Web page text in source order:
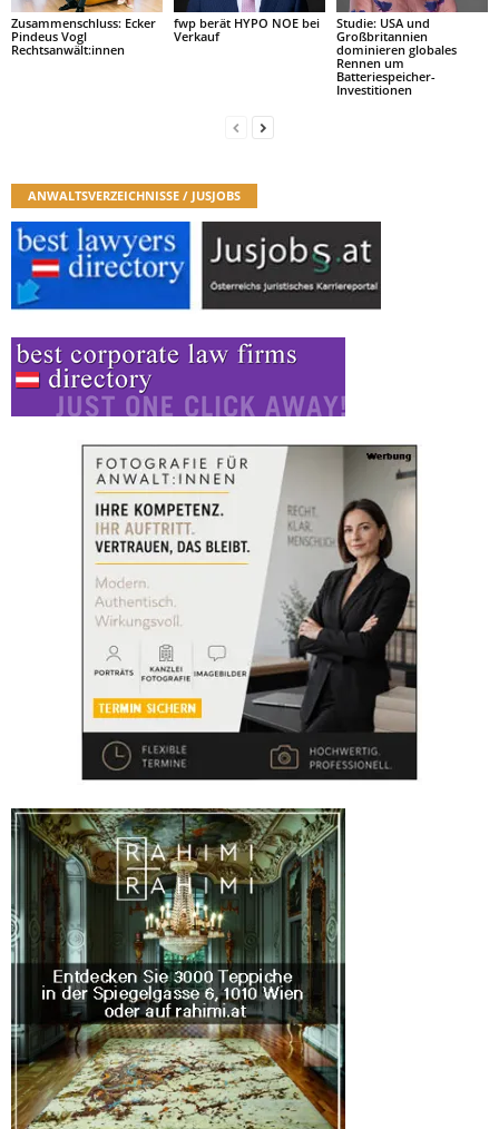
Zusammenschluss: Ecker
Pindeus Vogl
Rechtsanwält:innen
fwp berät HYPO NOE bei
Verkauf
Studie: USA und
Großbritannien
dominieren globales
Rennen um
Batteriespeicher-
Investitionen
ANWALTSVERZEICHNISSE / JUSJOBS